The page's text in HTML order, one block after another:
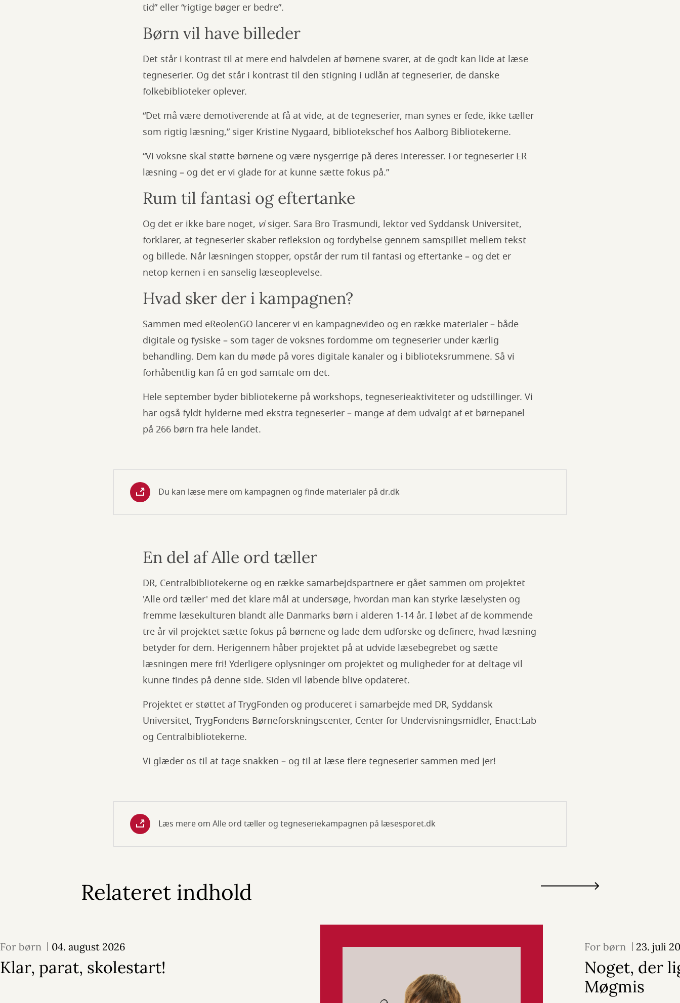
tid” eller “rigtige bøger er bedre”.
Børn vil have billeder
Det står i kontrast til at mere end halvdelen af børnene svarer, at de godt kan lide at læse
tegneserier. Og det står i kontrast til den stigning i udlån af tegneserier, de danske
folkebiblioteker oplever.
“Det må være demotiverende at få at vide, at de tegneserier, man synes er fede, ikke tæller
som rigtig læsning,” siger Kristine Nygaard, bibliotekschef hos Aalborg Bibliotekerne.
“Vi voksne skal støtte børnene og være nysgerrige på deres interesser. For tegneserier ER
læsning – og det er vi glade for at kunne sætte fokus på.”
Rum til fantasi og eftertanke
Og det er ikke bare noget, visiger. Sara Bro Trasmundi, lektor ved Syddansk Universitet,
forklarer, at tegneserier skaber refleksion og fordybelse gennem samspillet mellem tekst
og billede. Når læsningen stopper, opstår der rum til fantasi og eftertanke – og det er
netop kernen i en sanselig læseoplevelse.
Hvad sker der i kampagnen?
Sammen med eReolenGO lancerer vi en kampagnevideo og en række materialer – både
digitale og fysiske – som tager de voksnes fordomme om tegneserier under kærlig
behandling. Dem kan du møde på vores digitale kanaler og i biblioteksrummene. Så vi
forhåbentlig kan få en god samtale om det.
Hele september byder bibliotekerne på workshops, tegneserieaktiviteter og udstillinger. Vi
har også fyldt hylderne med ekstra tegneserier – mange af dem udvalgt af et børnepanel
på 266 børn fra hele landet.
Du kan læse mere om kampagnen og finde materialer på dr.dk
En del af Alle ord tæller
DR, Centralbibliotekerne og en række samarbejdspartnere er gået sammen om projektet
'Alle ord tæller' med det klare mål at undersøge, hvordan man kan styrke læselysten og
fremme læsekulturen blandt alle Danmarks børn i alderen 1-14 år. I løbet af de kommende
tre år vil projektet sætte fokus på børnene og lade dem udforske og definere, hvad læsning
betyder for dem. Herigennem håber projektet på at udvide læsebegrebet og sætte
læsningen mere fri! Yderligere oplysninger om projektet og muligheder for at deltage vil
kunne findes på denne side. Siden vil løbende blive opdateret.
Projektet er støttet af TrygFonden og produceret i samarbejde med DR, Syddansk
Universitet, TrygFondens Børneforskningscenter, Center for Undervisningsmidler, Enact:Lab
og Centralbibliotekerne.
Vi glæder os til at tage snakken – og til at læse flere tegneserier sammen med jer!
Læs mere om Alle ord tæller og tegneseriekampagnen på læsesporet.dk
Relateret indhold
For børn 04. august 2026
Klar, parat, skolestart!
For børn 23. juli
Noget, der
Møgmis